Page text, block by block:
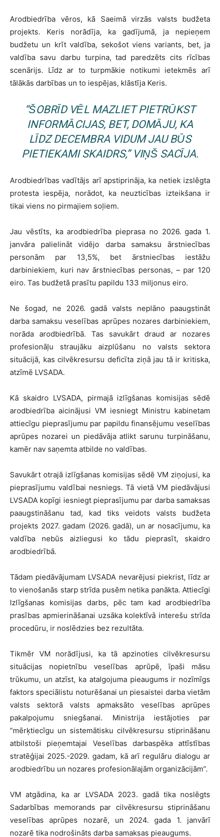
Arodbiedrība vēros, kā Saeimā virzās valsts budžeta
projekts. Keris norādīja, ka gadījumā, ja nepieņem
budžetu un krīt valdība, sekošot viens variants, bet, ja
valdība savu darbu turpina, tad paredzēts cits rīcības
scenārijs. Līdz ar to turpmākie notikumi ietekmēs arī
tālākās darbības un to iespējas, klāstīja Keris.
“ŠOBRĪD VĒL MAZLIET PIETRŪKST
INFORMĀCIJAS, BET, DOMĀJU, KA
LĪDZ DECEMBRA VIDUM JAU BŪS
PIETIEKAMI SKAIDRS,” VIŅŠ SACĪJA.
Arodbiedrības vadītājs arī apstiprināja, ka netiek izslēgta
protesta iespēja, norādot, ka neuzticības izteikšana ir
tikai viens no pirmajiem soļiem.
Jau vēstīts, ka arodbiedrība pieprasa no 2026. gada 1.
janvāra palielināt vidējo darba samaksu ārstniecības
personām par 13,5%, bet ārstniecības iestāžu
darbiniekiem, kuri nav ārstniecības personas, – par 120
eiro. Tas budžetā prasītu papildu 133 miljonus eiro.
Ne šogad, ne 2026. gadā valsts neplāno paaugstināt
darba samaksu veselības aprūpes nozares darbiniekiem,
norāda arodbiedrībā. Tas savukārt draud ar nozares
profesionāļu straujāku aizplūšanu no valsts sektora
situācijā, kas cilvēkresursu deficīta ziņā jau tā ir kritiska,
atzīmē LVSADA.
Kā skaidro LVSADA, pirmajā izlīgšanas komisijas sēdē
arodbiedrība aicinājusi VM iesniegt Ministru kabinetam
attiecīgu pieprasījumu par papildu finansējumu veselības
aprūpes nozarei un piedāvāja atlikt sarunu turpināšanu,
kamēr nav saņemta atbilde no valdības.
Savukārt otrajā izlīgšanas komisijas sēdē VM ziņojusi, ka
pieprasījumu valdībai nesniegs. Tā vietā VM piedāvājusi
LVSADA kopīgi iesniegt pieprasījumu par darba samaksas
paaugstināšanu tad, kad tiks veidots valsts budžeta
projekts 2027. gadam (2026. gadā), un ar nosacījumu, ka
valdība nebūs aizliegusi ko tādu pieprasīt, skaidro
arodbiedrībā.
Tādam piedāvājumam LVSADA nevarējusi piekrist, līdz ar
to vienošanās starp strīda pusēm netika panākta. Attiecīgi
Izlīgšanas komisijas darbs, pēc tam kad arodbiedrība
prasības apmierināšanai uzsāka kolektīvā interešu strīda
procedūru, ir noslēdzies bez rezultāta.
Tikmēr VM norādījusi, ka tā apzinoties cilvēkresursu
situācijas nopietnību veselības aprūpē, īpaši māsu
trūkumu, un atzīst, ka atalgojuma pieaugums ir nozīmīgs
faktors speciālistu noturēšanai un piesaistei darba vietām
valsts sektorā valsts apmaksāto veselības aprūpes
pakalpojumu sniegšanai. Ministrija iestājoties par
“mērķtiecīgu un sistemātisku cilvēkresursu stiprināšanu
atbilstoši pieņemtajai Veselības darbaspēka attīstības
stratēģijai 2025.-2029. gadam, kā arī regulāru dialogu ar
arodbiedrību un nozares profesionālajām organizācijām”.
VM atgādina, ka ar LVSADA 2023. gadā tika noslēgts
Sadarbības memorands par cilvēkresursu stiprināšanu
veselības aprūpes nozarē, un 2024. gada 1. janvārī
nozarē tika nodrošināts darba samaksas pieaugums.